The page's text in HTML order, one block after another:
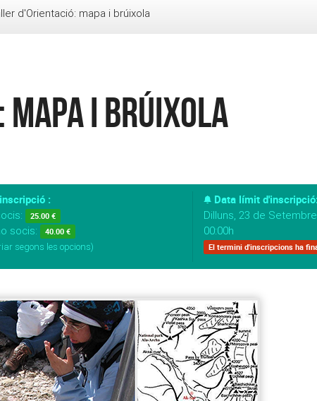
d'Orientació: mapa i brúixola
i brúixola
:
25.00 €
socis: 40.00 €
segons les opcions)
Data límit d'inscripció:
Dilluns, 23 de
00:00h
El termini d'inscripcions ha